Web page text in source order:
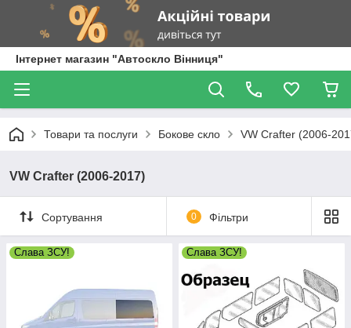
Інтернет магазин "Автоскло Вінниця"
Товари та послуги Бокове скло VW Crafter (2006-
VW Crafter (2006-2017)
Сортування 0 Фільтри
Слава ЗСУ! Слава ЗСУ!